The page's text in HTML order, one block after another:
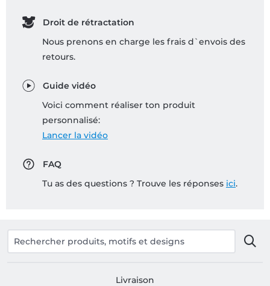
Droit de rétractation
Nous prenons en charge les frais d`envois des
retours.
Guide vidéo
Voici comment réaliser ton produit
personnalisé:
Lancer la vidéo
FAQ
Tu as des questions ? Trouve les réponses ici.
Livraison